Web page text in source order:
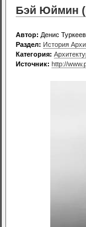
Бэй Юймин
Автор: Денис
Раздел: История
Категория:
Источник: http://